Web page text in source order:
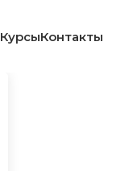
КурсыКонтакты